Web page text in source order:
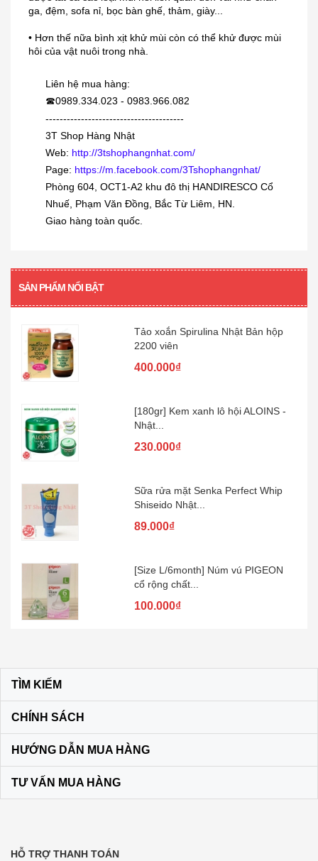
ga, đệm, sofa nỉ, bọc bàn ghế, thảm, giày...
• Hơn thế nữa bình xịt khử mùi còn có thể khử được mùi
hôi của vật nuôi trong nhà.
Liên hệ mua hàng:
☎0989.334.023 - 0983.966.082
---------------------------------------
3T Shop Hàng Nhật
Web: http://3tshophangnhat.com/
Page: https://m.facebook.com/3Tshophangnhat/
Phòng 604, OCT1-A2 khu đô thị HANDIRESCO Cổ
Nhuế, Phạm Văn Đồng, Bắc Từ Liêm, HN.
Giao hàng toàn quốc.
SẢN PHẨM NỔI BẬT
Dung dịch trị mụn cóc, mắt cá,
chai...
230.000₫
trẻ...
380.000₫
160.000₫
2200 viên
Nhật...
Shiseido Nhật...
cổ rộng chất...
màu vàng
120.000₫
Bộ dầu gội + xả Ichikami Nhật Bản
TÌM KIẾM
CHÍNH SÁCH
HƯỚNG DẪN MUA HÀNG
TƯ VẤN MUA HÀNG
HỖ TRỢ THANH TOÁN